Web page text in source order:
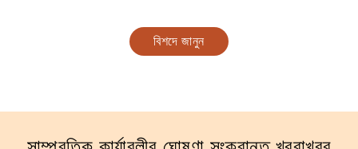
বিশদে জানুন